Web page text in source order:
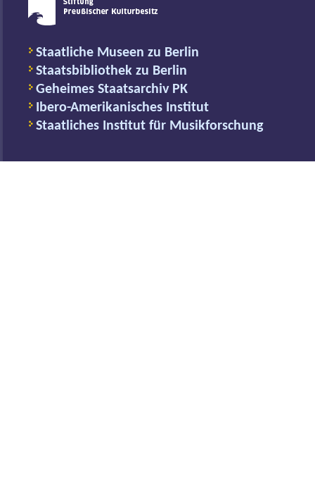
Staatliche Museen zu Berlin
Staatsbibliothek zu Berlin
Geheimes Staatsarchiv PK
Ibero-Amerikanisches Institut
Staatliches Institut für Musikforschung